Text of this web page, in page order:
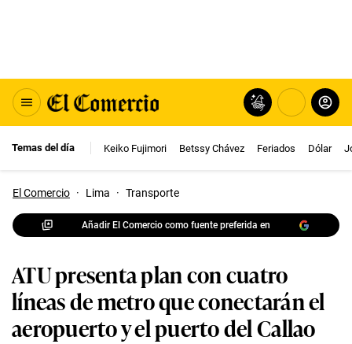
Temas del día Keiko Fujimori Betssy Chávez Feriados Dólar
El Comercio · Lima · Transporte
Añadir El Comercio como fuente preferida en
ATU presenta plan con cuatro
líneas de metro que conectarán el
aeropuerto y el puerto del Callao